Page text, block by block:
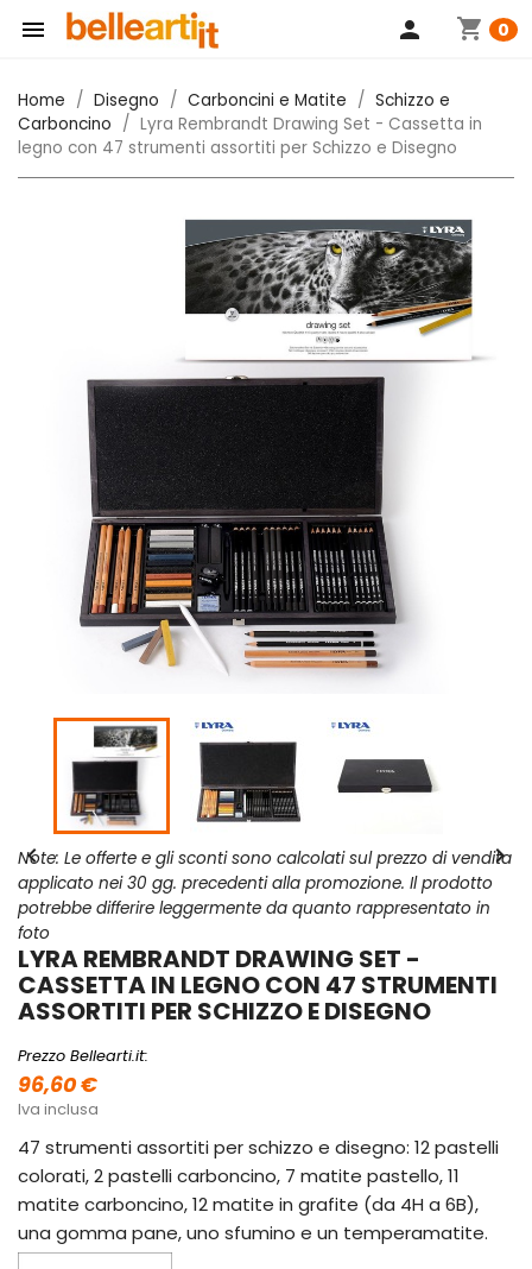
 shopping_cart 0
person
Home Disegno Carboncini e Matite
Schizzo e
Carboncino
Lyra Rembrandt Drawing Set - Cassetta in
legno con 47 strumenti assortiti per Schizzo e Disegno
 
Note: Le offerte e gli sconti sono calcolati sul prezzo di vendita
applicato nei 30 gg. precedenti alla promozione. Il prodotto
potrebbe differire leggermente da quanto rappresentato in
foto
LYRA REMBRANDT DRAWING SET -
CASSETTA IN LEGNO CON 47 STRUMENTI
ASSORTITI PER SCHIZZO E DISEGNO
Prezzo Bellearti.it:
96,60 €
Iva inclusa
47 strumenti assortiti per schizzo e disegno: 12 pastelli
colorati, 2 pastelli carboncino, 7 matite pastello, 11
matite carboncino, 12 matite in grafite (da 4H a 6B),
una gomma pane, uno sfumino e un temperamatite.